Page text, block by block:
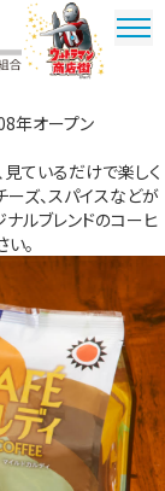
ン商店街
年オープン
ているだけで楽しく
ズ、スパイスなどが
ルブレンドのコーヒ
。